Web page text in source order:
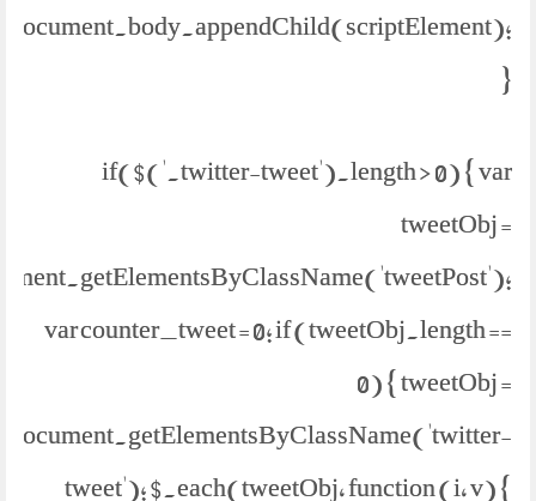
document.body.appendChild(scriptElement);
}
if($('.twitter-tweet').length > 0) { var
tweetObj =
var counter_tweet = 0; if (tweetObj.length ==
0) { tweetObj =
document.getElementsByClassName('twitter-
tweet'); $.each(tweetObj, function (i, v) {